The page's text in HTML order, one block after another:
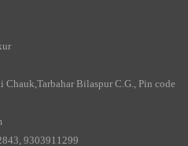
Chauk,Tarbahar Bilaspur C.G., Pin code
9303911299